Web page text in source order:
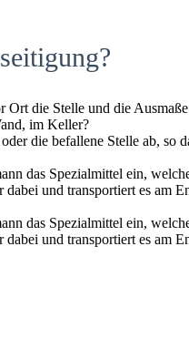
Ort die Stelle und die
im Keller?
die befallene Stelle ab, so
das Spezialmittel ein,
und transportiert es am
das Spezialmittel ein,
und transportiert es am